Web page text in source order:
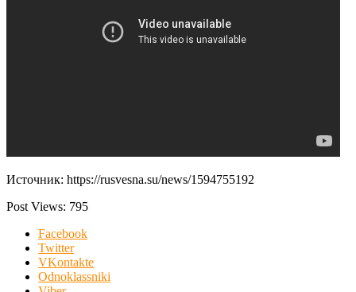
Источник: https://rusvesna.su/news/1594755192
Post Views: 795
Facebook
Twitter
VKontakte
Odnoklassniki